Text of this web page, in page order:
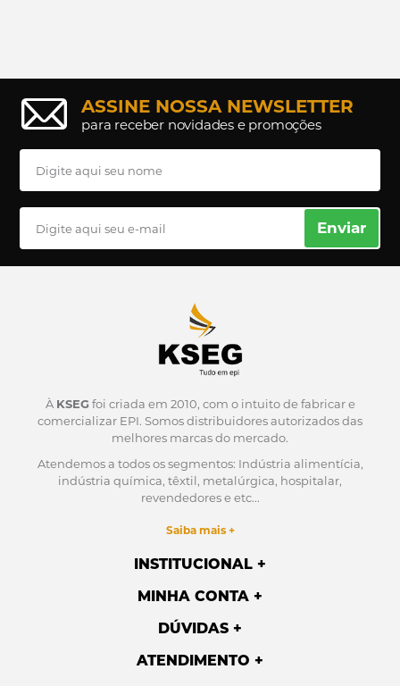
ASSINE NOSSA NEWSLETTER
para receber novidades e promoções
Enviar
À KSEG foi criada em 2010, com o intuito de fabricar e
comercializar EPI. Somos distribuidores autorizados das
melhores marcas do mercado.
Atendemos a todos os segmentos: Indústria alimentícia,
indústria química, têxtil, metalúrgica, hospitalar,
revendedores e etc...
Saiba mais +
INSTITUCIONAL
MINHA CONTA
DÚVIDAS
ATENDIMENTO